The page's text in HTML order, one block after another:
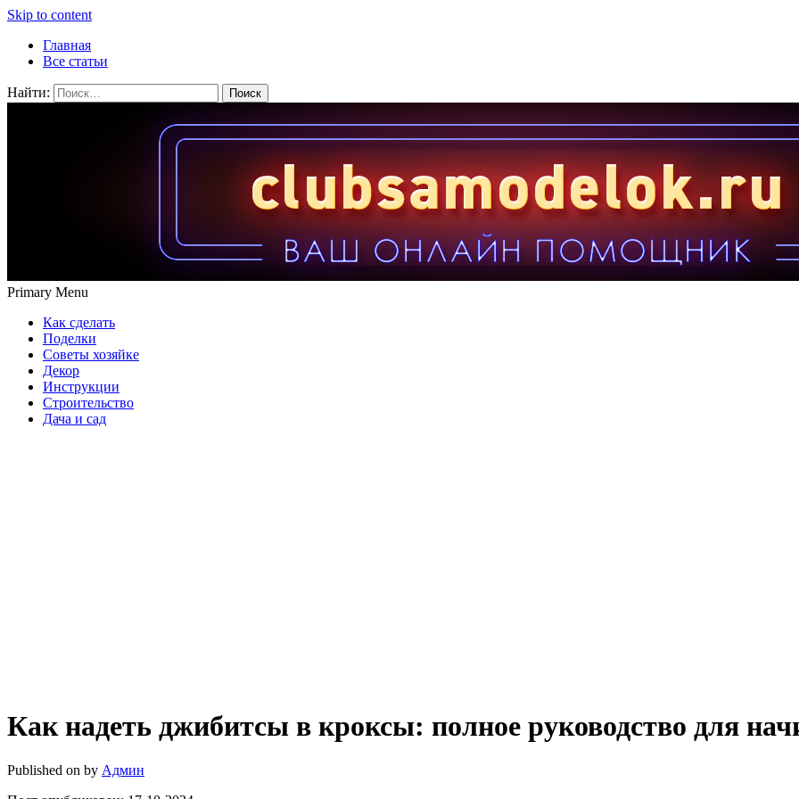
Skip to content
Главная
Все статьи
Найти:
Primary Menu
Как сделать
Поделки
Советы хозяйке
Декор
Инструкции
Строительство
Дача и сад
Как надеть джибитсы в кроксы: полное руководство для
Published on by Админ